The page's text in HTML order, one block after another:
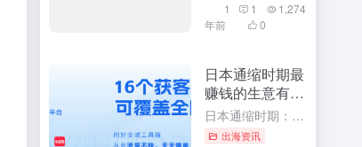
1
年前
1
1,274
0
日本通缩时期最
赚钱的生意有哪
些
日本通缩时期：揭示最赚钱的生意与独特商机 随着日本经济进入通缩时期，许多投资者和企业家都在寻找能够在这一特殊时期获得最大收益的生意。本文将深入探讨在通缩时期，哪些生意最赚钱，并分析这些生意背后的产品或...
出海资讯